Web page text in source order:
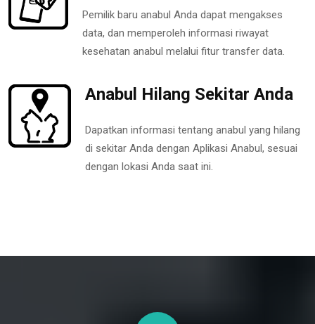
Pemilik baru anabul Anda dapat mengakses
data, dan memperoleh informasi riwayat
kesehatan anabul melalui fitur transfer data.
Anabul Hilang Sekitar Anda
Dapatkan informasi tentang anabul yang hilang
di sekitar Anda dengan Aplikasi Anabul, sesuai
dengan lokasi Anda saat ini.